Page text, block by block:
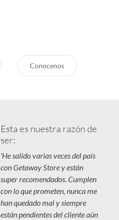
Conocenos
Esta es nuestra razón de
ser:
'He salido varias veces del país
con Getaway Store y están
super recomendados. Cumplen
con lo que prometen, nunca me
han quedado mal y siempre
están pendientes del cliente aún